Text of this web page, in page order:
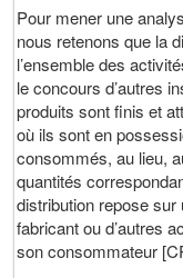
Pour mener une
nous retenons que la
l’ensemble des
le concours d’autres
produits sont finis et
où ils sont en
consommés, au lieu,
quantités
distribution repose sur
fabricant ou d’autres
son consommateur